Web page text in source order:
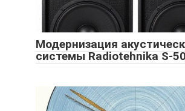
Модернизация
системы Radiotehnika S-